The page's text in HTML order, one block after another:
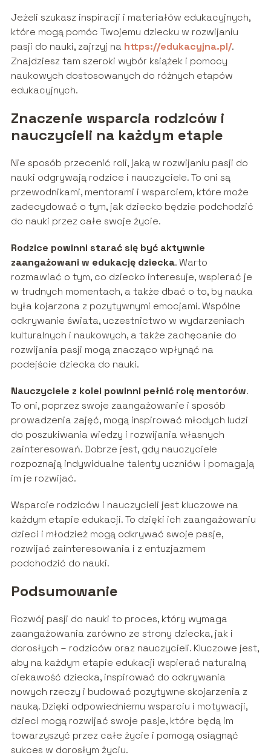
Jeżeli szukasz inspiracji i materiałów edukacyjnych,
które mogą pomóc Twojemu dziecku w rozwijaniu
pasji do nauki, zajrzyj nahttps://edukacyjna.pl/.
Znajdziesz tam szeroki wybór książek i pomocy
naukowych dostosowanych do różnych etapów
edukacyjnych.
Znaczenie wsparcia rodziców i
nauczycieli na każdym etapie
Nie sposób przecenić roli, jaką w rozwijaniu pasji do
nauki odgrywają rodzice i nauczyciele. To oni są
przewodnikami, mentorami i wsparciem, które może
zadecydować o tym, jak dziecko będzie podchodzić
do nauki przez całe swoje życie.
Rodzice powinni starać się być aktywnie
zaangażowani w edukację dziecka. Warto
rozmawiać o tym, co dziecko interesuje, wspierać je
w trudnych momentach, a także dbać o to, by nauka
była kojarzona z pozytywnymi emocjami. Wspólne
odkrywanie świata, uczestnictwo w wydarzeniach
kulturalnych i naukowych, a także zachęcanie do
rozwijania pasji mogą znacząco wpłynąć na
podejście dziecka do nauki.
Nauczyciele z kolei powinni pełnić rolę mentorów.
To oni, poprzez swoje zaangażowanie i sposób
prowadzenia zajęć, mogą inspirować młodych ludzi
do poszukiwania wiedzy i rozwijania własnych
zainteresowań. Dobrze jest, gdy nauczyciele
rozpoznają indywidualne talenty uczniów i pomagają
im je rozwijać.
Wsparcie rodziców i nauczycieli jest kluczowe na
każdym etapie edukacji. To dzięki ich zaangażowaniu
dzieci i młodzież mogą odkrywać swoje pasje,
rozwijać zainteresowania i z entuzjazmem
podchodzić do nauki.
Podsumowanie
Rozwój pasji do nauki to proces, który wymaga
zaangażowania zarówno ze strony dziecka, jak i
dorosłych – rodziców oraz nauczycieli. Kluczowe jest,
aby na każdym etapie edukacji wspierać naturalną
ciekawość dziecka, inspirować do odkrywania
nowych rzeczy i budować pozytywne skojarzenia z
nauką. Dzięki odpowiedniemu wsparciu i motywacji,
dzieci mogą rozwijać swoje pasje, które będą im
towarzyszyć przez całe życie i pomogą osiągnąć
sukces w dorosłym życiu.